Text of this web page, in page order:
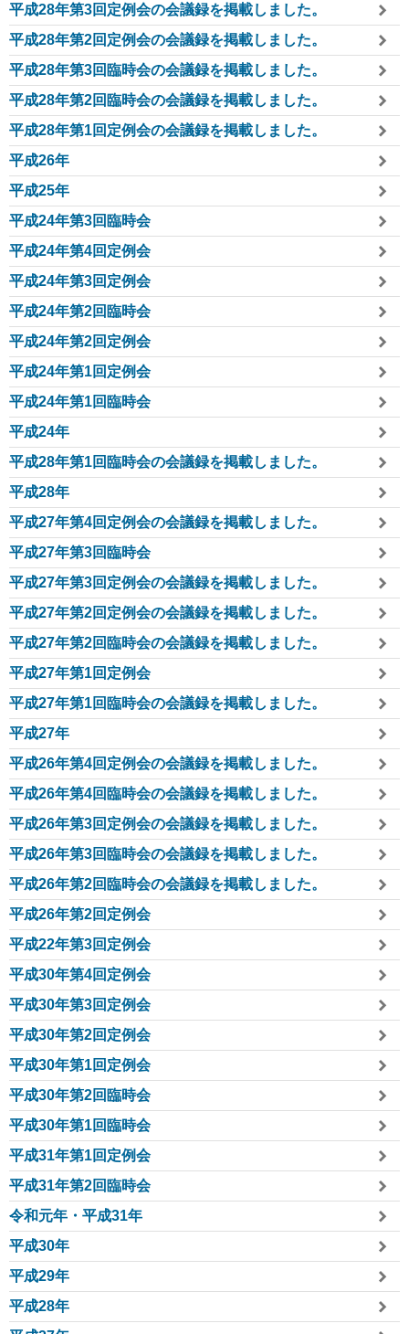
平成28年第3回定例会の会議録を掲載しました。
平成28年第2回定例会の会議録を掲載しました。
平成28年第3回臨時会の会議録を掲載しました。
平成28年第2回臨時会の会議録を掲載しました。
平成28年第1回定例会の会議録を掲載しました。
平成26年
平成25年
平成24年第3回臨時会
平成24年第4回定例会
平成24年第3回定例会
平成24年第2回臨時会
平成24年第2回定例会
平成24年第1回定例会
平成24年第1回臨時会
平成24年
平成28年第1回臨時会の会議録を掲載しました。
平成28年
平成27年第4回定例会の会議録を掲載しました。
平成27年第3回臨時会
平成27年第3回定例会の会議録を掲載しました。
平成27年第2回定例会の会議録を掲載しました。
平成27年第2回臨時会の会議録を掲載しました。
平成27年第1回定例会
平成27年第1回臨時会の会議録を掲載しました。
平成27年
平成26年第4回定例会の会議録を掲載しました。
平成26年第4回臨時会の会議録を掲載しました。
平成26年第3回定例会の会議録を掲載しました。
平成26年第3回臨時会の会議録を掲載しました。
平成26年第2回臨時会の会議録を掲載しました。
平成26年第2回定例会
平成22年第3回定例会
平成30年第4回定例会
平成30年第3回定例会
平成30年第2回定例会
平成30年第1回定例会
平成30年第2回臨時会
平成30年第1回臨時会
平成31年第1回定例会
平成31年第2回臨時会
令和元年・平成31年
平成30年
平成29年
平成28年